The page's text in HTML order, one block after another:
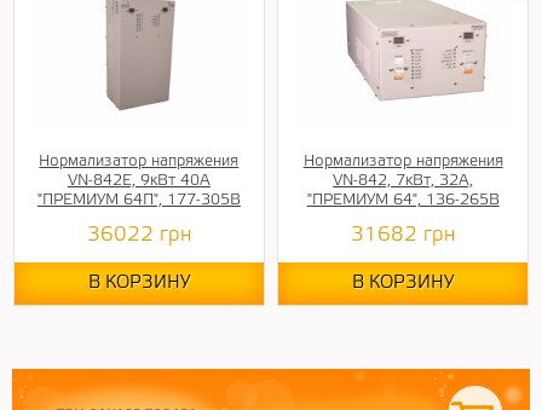
Нормализатор напряжения
VN-842E, 9кВт 40А
"ПРЕМИУМ 64П", 177-305В
36022 грн
В КОРЗИНУ
Нормализатор напряжения
VN-842, 7кВт, 32А,
"ПРЕМИУМ 64", 136-265В
31682 грн
В КОРЗИНУ